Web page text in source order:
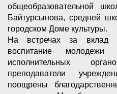
общеобразовательной
Байтурсынова, средней
городском Доме культуры.
На встречах за вклад в
воспитание молодежи
исполнительных
преподаватели
поощрены